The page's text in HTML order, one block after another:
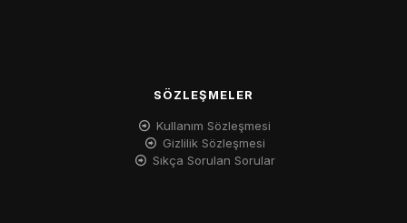
SÖZLEŞMELER
Kullanım Sözleşmesi
Gizlilik Sözleşmesi
Sıkça Sorulan Sorular